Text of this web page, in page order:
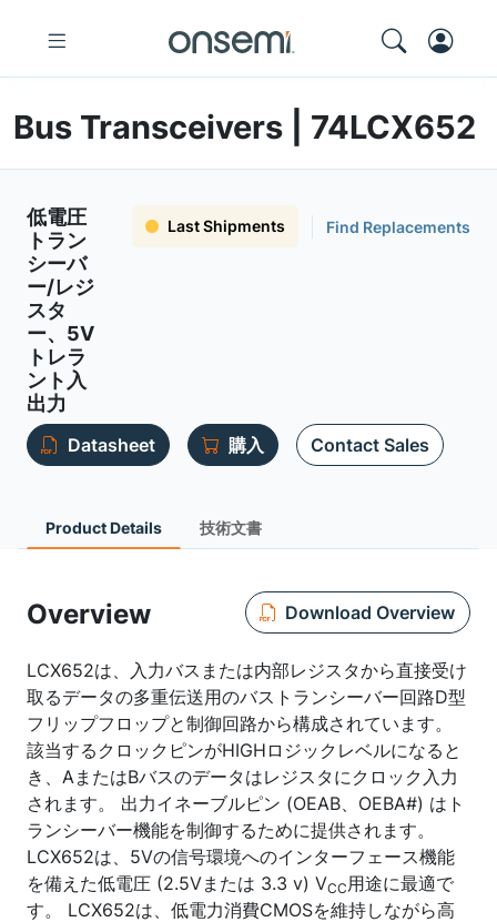
Bus Transceivers | 74LCX652
低電圧
トラン
シーバ
ー/レジ
スタ
ー、5V
トレラ
ント入
出力
Last Shipments Find Replacements
Datasheet 購入 Contact Sales
Product Details 技術文書
Overview Download Overview
LCX652は、入力バスまたは内部レジスタから直接受け
取るデータの多重伝送用のバストランシーバー回路D型
フリップフロップと制御回路から構成されています。
該当するクロックピンがHIGHロジックレベルになると
き、AまたはBバスのデータはレジスタにクロック入力
されます。 出力イネーブルピン (OEAB、OEBA#) はト
ランシーバー機能を制御するために提供されます。
LCX652は、5Vの信号環境へのインターフェース機能
を備えた低電圧 (2.5Vまたは 3.3 v) VCC用途に最適で
す。 LCX652は、低電力消費CMOSを維持しながら高